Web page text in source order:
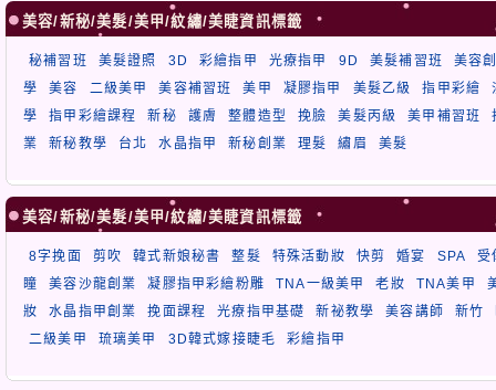
美容/新秘/美髮/美甲/紋繡/美睫資訊標籤
秘補習班 美髮證照 3D 彩繪指甲 光療指甲 9D 美髮補習班
美容
學
美容 二級美甲 美容補習班 美甲 凝膠指甲 美髮乙級 指甲彩繪
學
指甲彩繪課程 新秘 護膚 整體造型 挽臉 美髮丙級 美甲補習班
業
新秘教學 台北 水晶指甲 新秘創業 理髮 繡眉 美髮
美容/新秘/美髮/美甲/紋繡/美睫資訊標籤
8字挽面 剪吹 韓式新娘秘書 整髮 特殊活動妝 快剪 婚宴 SPA
受
瞳
美容沙龍創業 凝膠指甲彩繪粉雕 TNA一級美甲 老妝 TNA美甲
妝
水晶指甲創業 挽面課程 光療指甲基礎 新祕教學 美容講師 新竹
二級美甲
琉璃美甲 3D韓式嫁接睫毛 彩繪指甲